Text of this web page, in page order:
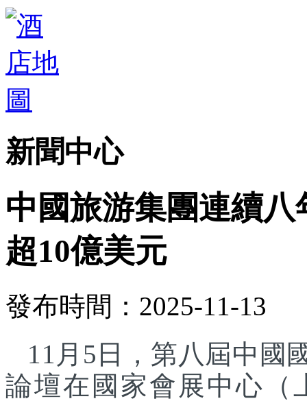
新聞中心
中國旅游集團連續
超10億美元
發布時間：2025-11-13
11月5日，第八屆中國
論壇在國家會展中心（